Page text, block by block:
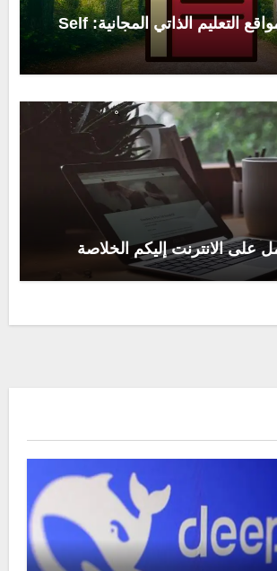
(٣٠) أفضل مواقع التعليم الذاتي المجانية: Self
على الانترنت إليكم الخلاصة